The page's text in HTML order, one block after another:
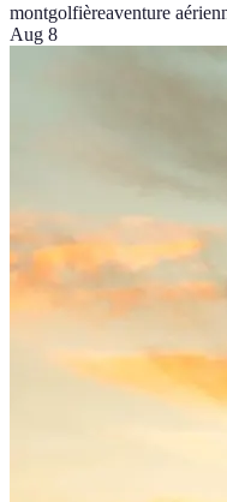
montgolfièreaventure
Aug 8